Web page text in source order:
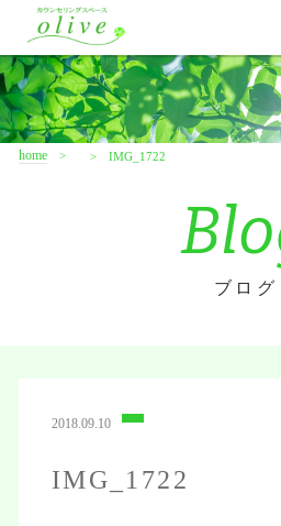
home IMG_1722
ブログ
2018.09.10
IMG_1722